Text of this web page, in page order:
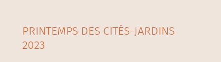
PRINTEMPS DES CITÉS-JARDINS
2023